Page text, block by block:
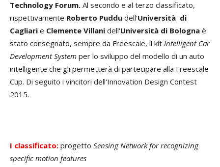
Technology Forum. Al secondo e al terzo classificato,
rispettivamente Roberto Puddu dell'Università di
Cagliari e Clemente Villani dell'Università di Bologna è
stato consegnato, sempre da Freescale, il kit Intelligent Car
Development System per lo sviluppo del modello di un auto
intelligente che gli permetterà di partecipare alla Freescale
Cup. Di seguito i vincitori dell'Innovation Design Contest
2015.
I classificato: progetto Sensing Network for recognizing
specific motion features